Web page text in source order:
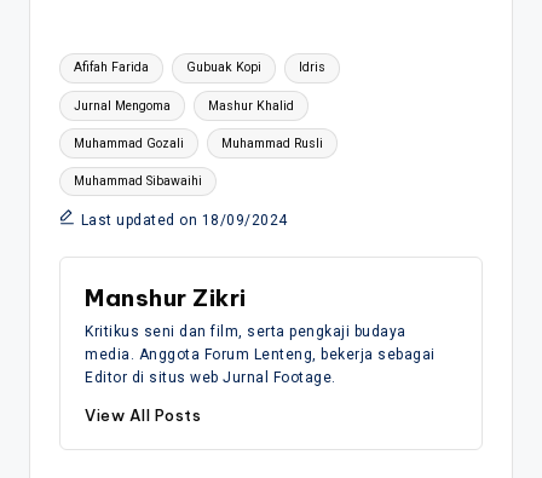
Tags:
Afifah Farida Gubuak Kopi Idris
Jurnal Mengoma Mashur Khalid
Muhammad Gozali Muhammad Rusli
Muhammad Sibawaihi
Last updated on 18/09/2024
Manshur Zikri
Kritikus seni dan film, serta pengkaji budaya
media. Anggota Forum Lenteng, bekerja sebagai
Editor di situs web Jurnal Footage.
View All Posts